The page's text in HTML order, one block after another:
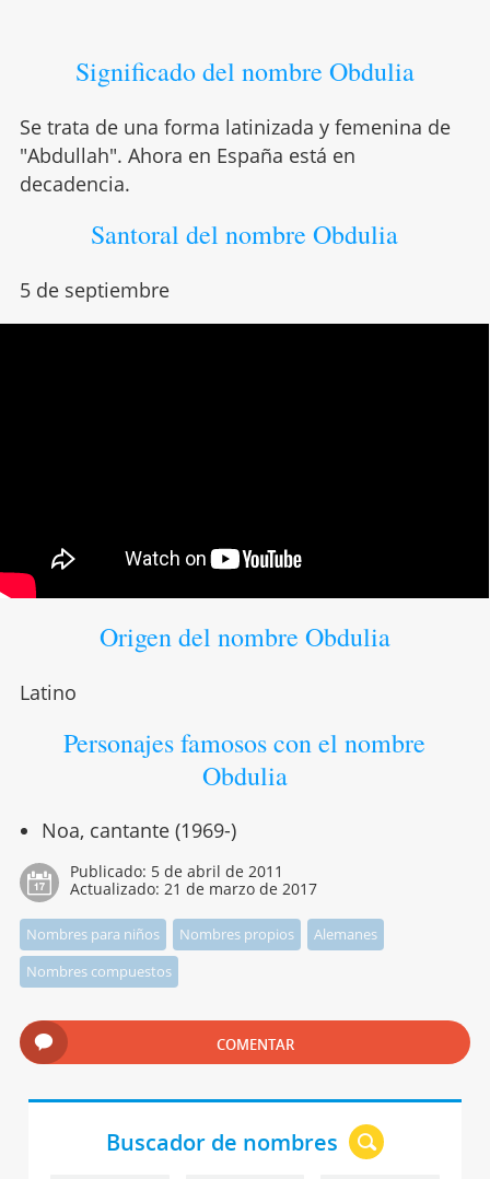
Significado del nombre Obdulia
Se trata de una forma latinizada y femenina de
"Abdullah". Ahora en España está en
decadencia.
Santoral del nombre Obdulia
5 de septiembre
Origen del nombre Obdulia
Latino
Personajes famosos con el nombre
Obdulia
Noa, cantante (1969-)
Publicado: 5 de abril de 2011
Actualizado: 21 de marzo de 2017
Nombres para niños Nombres propios
Alemanes
Nombres compuestos
COMENTAR
Buscador de nombres